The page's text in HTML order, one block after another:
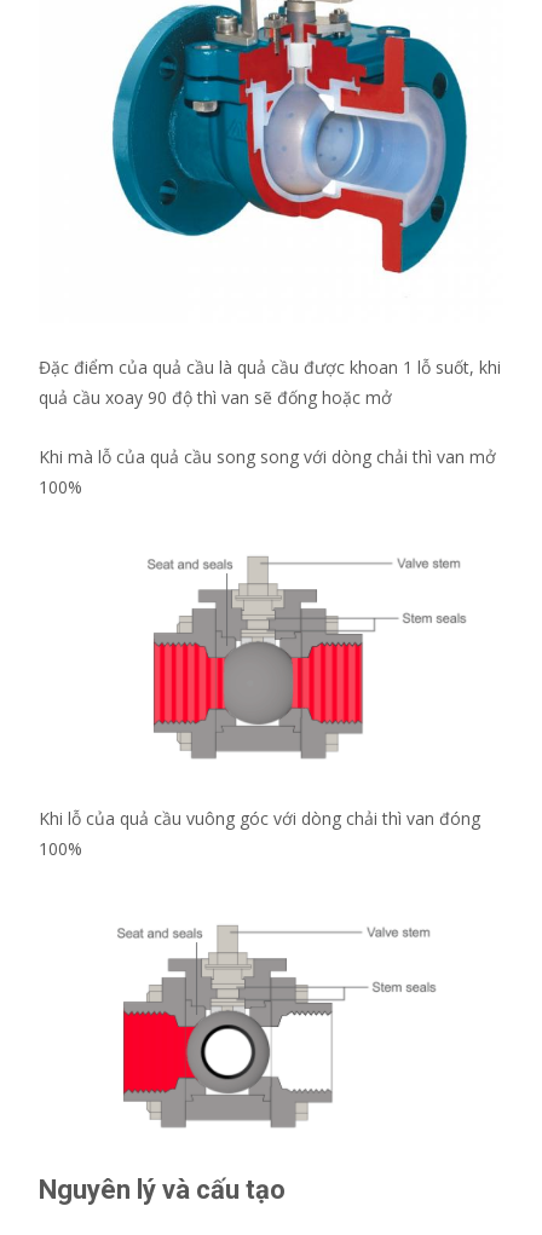
Đặc điểm của quả cầu là quả cầu được khoan 1 lỗ suốt, khi
quả cầu xoay 90 độ thì van sẽ đống hoặc mở
Khi mà lỗ của quả cầu song song với dòng chải thì van mở
100%
Khi lỗ của quả cầu vuông góc với dòng chải thì van đóng
100%
Nguyên lý và cấu tạo